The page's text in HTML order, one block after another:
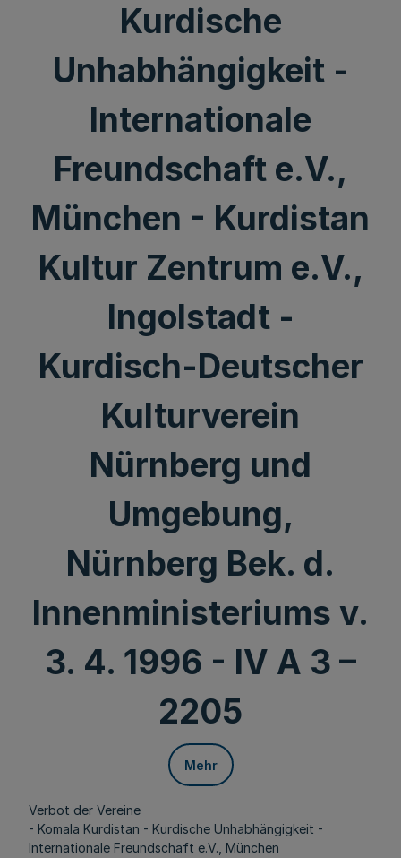
Kurdische
Unhabhängigkeit -
Internationale
Freundschaft e.V.,
München - Kurdistan
Kultur Zentrum e.V.,
Ingolstadt -
Kurdisch-Deutscher
Kulturverein
Nürnberg und
Umgebung,
Nürnberg Bek. d.
Innenministeriums v.
3. 4. 1996 - IV A 3 –
2205
Mehr
Verbot der Vereine
- Komala Kurdistan - Kurdische Unhabhängigkeit -
Internationale Freundschaft e.V., München